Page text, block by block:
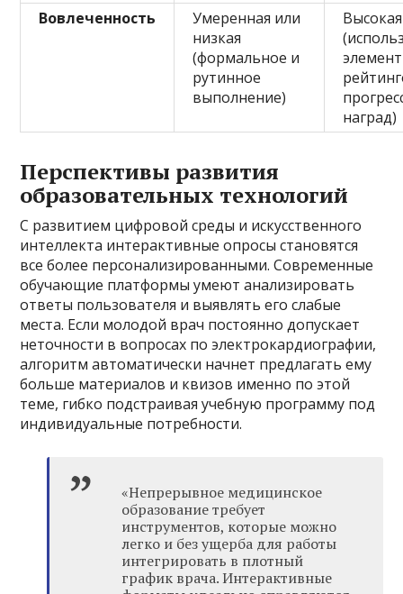
Вовлеченность
Умеренная или
низкая
(формальное и
рутинное
выполнение)
Высокая
наград)
Перспективы развития
образовательных технологий
С развитием цифровой среды и искусственного
интеллекта интерактивные опросы становятся
все более персонализированными. Современные
обучающие платформы умеют анализировать
ответы пользователя и выявлять его слабые
места. Если молодой врач постоянно допускает
неточности в вопросах по электрокардиографии,
алгоритм автоматически начнет предлагать ему
больше материалов и квизов именно по этой
теме, гибко подстраивая учебную программу под
индивидуальные потребности.
«Непрерывное медицинское
образование требует
инструментов, которые можно
легко и без ущерба для работы
интегрировать в плотный
график врача. Интерактивные